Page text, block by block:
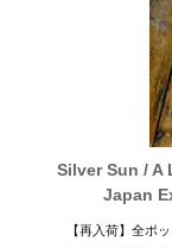
Silver Sun / A
Japan
【再入荷】全ポ